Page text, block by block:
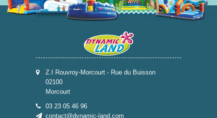
Z.I Rouvroy-Morcourt - Rue du Buisson
02100
Morcourt
03 23 05 46 96
contact@dynamic-land.com